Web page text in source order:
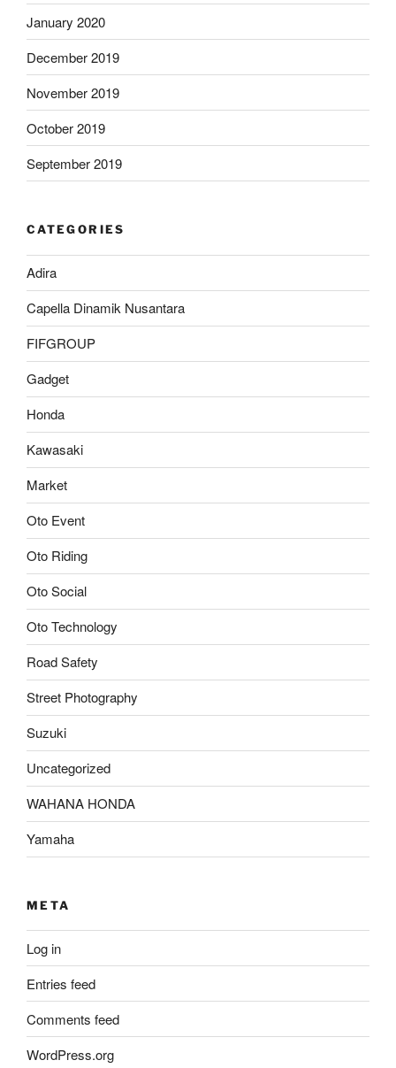
January 2020
December 2019
November 2019
October 2019
September 2019
CATEGORIES
Adira
Capella Dinamik Nusantara
FIFGROUP
Gadget
Honda
Kawasaki
Market
Oto Event
Oto Riding
Oto Social
Oto Technology
Road Safety
Street Photography
Suzuki
Uncategorized
WAHANA HONDA
Yamaha
META
Log in
Entries feed
Comments feed
WordPress.org